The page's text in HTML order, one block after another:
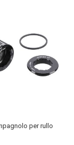
per rullo